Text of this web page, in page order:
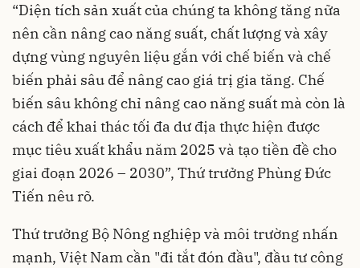
“Diện tích sản xuất của chúng ta không tăng nữa
nên cần nâng cao năng suất, chất lượng và xây
dựng vùng nguyên liệu gắn với chế biến và chế
biến phải sâu để nâng cao giá trị gia tăng. Chế
biến sâu không chỉ nâng cao năng suất mà còn là
cách để khai thác tối đa dư địa thực hiện được
mục tiêu xuất khẩu năm 2025 và tạo tiền đề cho
giai đoạn 2026 – 2030”, Thứ trưởng Phùng Đức
Tiến nêu rõ.
Thứ trưởng Bộ Nông nghiệp và môi trường nhấn
mạnh, Việt Nam cần "đi tắt đón đầu", đầu tư công